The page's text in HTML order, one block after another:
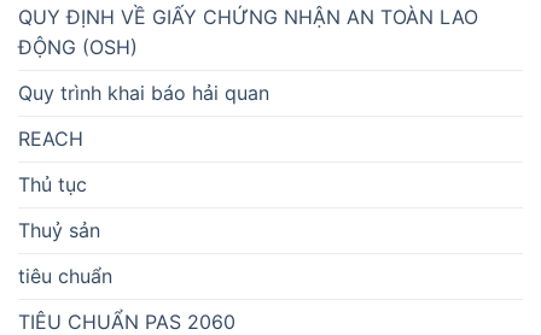
QUY ĐỊNH VỀ GIẤY CHỨNG NHẬN AN TOÀN LAO
ĐỘNG (OSH)
Quy trình khai báo hải quan
REACH
Thủ tục
Thuỷ sản
tiêu chuẩn
TIÊU CHUẨN PAS 2060